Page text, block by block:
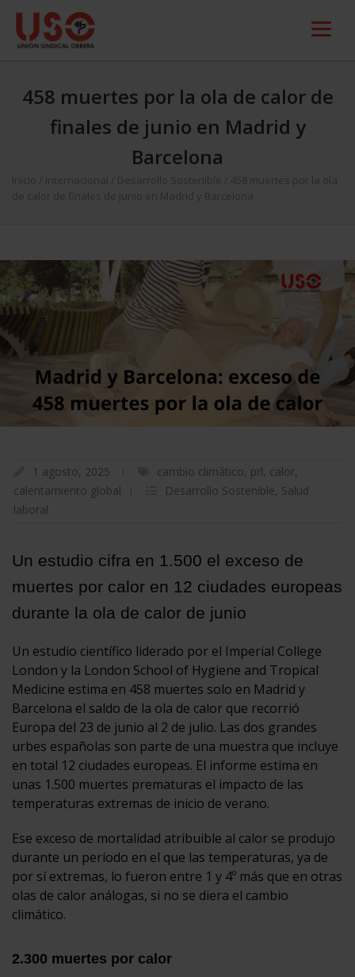
458 muertes por la ola de calor de
finales de junio en Madrid y
Barcelona
Inicio Internacional Desarrollo Sostenible
458 muertes por la ola
de calor de finales de junio en Madrid y Barcelona
1 agosto, 2025 cambio climático, prl, calor,
calentamiento global
Desarrollo Sostenible, Salud
laboral
Un estudio cifra en 1.500 el exceso de
muertes por calor en 12 ciudades europeas
durante la ola de calor de junio
Un estudio científico liderado por el Imperial College
London y la London School of Hygiene and Tropical
Medicine estima en 458 muertes solo en Madrid y
Barcelona el saldo de la ola de calor que recorrió
Europa del 23 de junio al 2 de julio. Las dos grandes
urbes españolas son parte de una muestra que incluye
en total 12 ciudades europeas. El informe estima en
unas 1.500 muertes prematuras el impacto de las
temperaturas extremas de inicio de verano.
Ese exceso de mortalidad atribuible al calor se produjo
durante un período en el que las temperaturas, ya de
por sí extremas, lo fueron entre 1 y 4º más que en otras
olas de calor análogas, si no se diera el cambio
climático.
2.300 muertes por calor